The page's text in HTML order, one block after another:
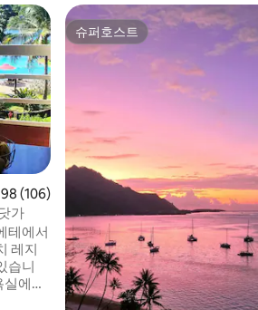
4.98점(5점 만점), 후기 106개
(106)
가
테에서
레지
습니
에는
슈퍼호스트
슈퍼호스트